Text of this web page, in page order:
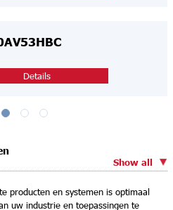
Details
Show all
producten en systemen is optimaal
uw industrie en toepassingen te